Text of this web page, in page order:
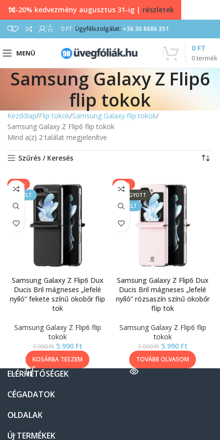
0 0 FT Ügyfélszolgálat: +36 30 8686 351
MENÜ
0termék
0 FT
Samsung Galaxy Z Flip6
flip tokok
Kezdőlap Flip tokok Samsung Galaxy flip tokok
Samsung Galaxy Z Flip6 flip tokok
Mind a(z) 2 találat megjelenítve
Szűrés / Keresés
-25%
KIEMELT
Samsung Galaxy Z Flip6 Dux
Ducis Bril mágneses „lefelé
nyíló” fekete színű ökobőr flip
tok
Samsung Galaxy Z Flip6 flip
tokok
7.990Ft 5.990 Ft
KOSÁRBA TESZEM
-25%
ELFOGYOTT
KIEMELT
Samsung Galaxy Z Flip6 Dux
Ducis Bril mágneses „lefelé
nyíló” rózsaszín színű ökobőr
flip tok
Samsung Galaxy Z Flip6 flip
tokok
7.990Ft 5.990 Ft
TOVÁBB OLVASOM
ELÉRHETŐSÉGEK
CÉGADATOK
OLDALAK
ÚJ TERMÉKEK
10-20% kedvezmény augusztus 31-ig | részletek